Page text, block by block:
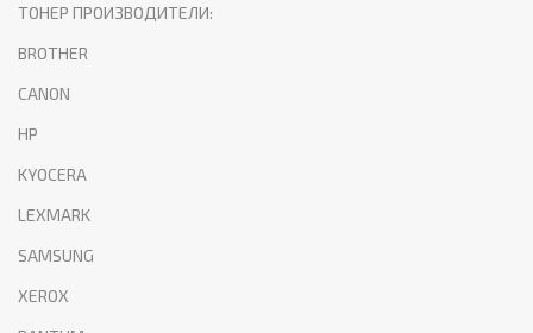
ТОНЕР ПРОИЗВОДИТЕЛИ:
BROTHER
CANON
HP
KYOCERA
LEXMARK
SAMSUNG
XEROX